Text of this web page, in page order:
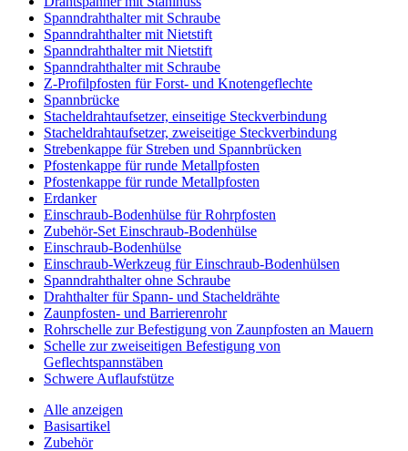
Spanndrahthalter mit Schraube
Spanndrahthalter mit Nietstift
Spanndrahthalter mit Nietstift
Spanndrahthalter mit Schraube
Z-Profilpfosten für Forst- und Knotengeflechte
Spannbrücke
Stacheldrahtaufsetzer, einseitige Steckverbindung
Stacheldrahtaufsetzer, zweiseitige Steckverbindung
Strebenkappe für Streben und Spannbrücken
Pfostenkappe für runde Metallpfosten
Pfostenkappe für runde Metallpfosten
Erdanker
Einschraub-Bodenhülse für Rohrpfosten
Zubehör-Set Einschraub-Bodenhülse
Einschraub-Bodenhülse
Einschraub-Werkzeug für Einschraub-Bodenhülsen
Spanndrahthalter ohne Schraube
Drahthalter für Spann- und Stacheldrähte
Zaunpfosten- und Barrierenrohr
Rohrschelle zur Befestigung von Zaunpfosten an Mauern
Schelle zur zweiseitigen Befestigung von
Geflechtspannstäben
Schwere Auflaufstütze
Alle anzeigen
Basisartikel
Zubehör